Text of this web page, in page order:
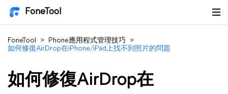
FoneTool
FoneTool > Phone應用程式管理技巧
>
如何修復AirDrop在iPhone/iPad上找不到照片的問題
如何修復AirDrop在